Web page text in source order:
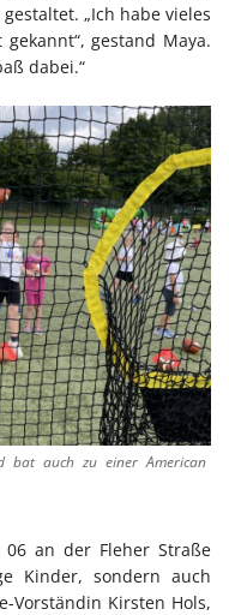
„Ich habe vieles
gestand Maya.
dabei.“
bat auch zu einer American
06 an der Fleher Straße
Kinder, sondern auch
Vorständin Kirsten Hols,